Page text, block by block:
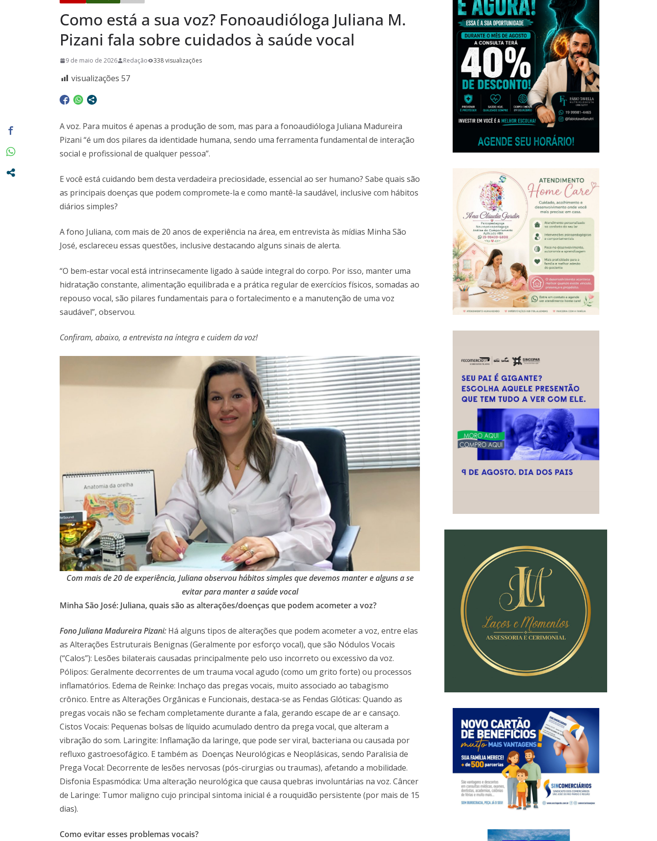
Pasta da Saúde
Vitto – Memória viva da Arte
e de muitas Semanas
Como está a sua voz? Fonoaudióloga Juliana M.
Pizani fala sobre cuidados à saúde vocal
9 de maio de 2026 Redação 338 visualizações
visualizações 57
A voz. Para muitos é apenas a produção de som, mas para a fonoaudióloga Juliana Madureira
Pizani “é um dos pilares da identidade humana, sendo uma ferramenta fundamental de interação
social e profissional de qualquer pessoa”.
E você está cuidando bem desta verdadeira preciosidade, essencial ao ser humano? Sabe quais são
as principais doenças que podem compromete-la e como mantê-la saudável, inclusive com hábitos
diários simples?
A fono Juliana, com mais de 20 anos de experiência na área, em entrevista às mídias Minha São
José, esclareceu essas questões, inclusive destacando alguns sinais de alerta.
“O bem-estar vocal está intrinsecamente ligado à saúde integral do corpo. Por isso, manter uma
hidratação constante, alimentação equilibrada e a prática regular de exercícios físicos, somadas ao
repouso vocal, são pilares fundamentais para o fortalecimento e a manutenção de uma voz
saudável”, observou.
Confiram, abaixo, a entrevista na íntegra e cuidem da voz!
Com mais de 20 de experiência, Juliana observou hábitos simples que devemos manter e alguns a se
evitar para manter a saúde vocal
Minha São José: Juliana, quais são as alterações/doenças que podem acometer a voz?
Fono Juliana Madureira Pizani: Há alguns tipos de alterações que podem acometer a voz, entre elas
as Alterações Estruturais Benignas (Geralmente por esforço vocal), que são Nódulos Vocais
(“Calos”): Lesões bilaterais causadas principalmente pelo uso incorreto ou excessivo da voz.
Pólipos: Geralmente decorrentes de um trauma vocal agudo (como um grito forte) ou processos
inflamatórios. Edema de Reinke: Inchaço das pregas vocais, muito associado ao tabagismo
crônico. Entre as Alterações Orgânicas e Funcionais, destaca-se as Fendas Glóticas: Quando as
pregas vocais não se fecham completamente durante a fala, gerando escape de ar e cansaço.
Cistos Vocais: Pequenas bolsas de líquido acumulado dentro da prega vocal, que alteram a
vibração do som. Laringite: Inflamação da laringe, que pode ser viral, bacteriana ou causada por
refluxo gastroesofágico. E também as Doenças Neurológicas e Neoplásicas, sendo Paralisia de
Prega Vocal: Decorrente de lesões nervosas (pós-cirurgias ou traumas), afetando a mobilidade.
Disfonia Espasmódica: Uma alteração neurológica que causa quebras involuntárias na voz. Câncer
de Laringe: Tumor maligno cujo principal sintoma inicial é a rouquidão persistente (por mais de 15
dias).
Como evitar esses problemas vocais?